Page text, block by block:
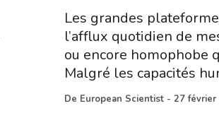
Les grandes
l’afflux quotidien de
ou encore homophobe
Malgré les capacités
De European Scientist - 27 février